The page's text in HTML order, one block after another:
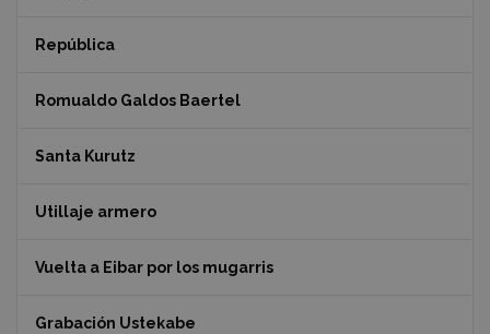
República
Romualdo Galdos Baertel
Santa Kurutz
Utillaje armero
Vuelta a Eibar por los mugarris
Grabación Ustekabe